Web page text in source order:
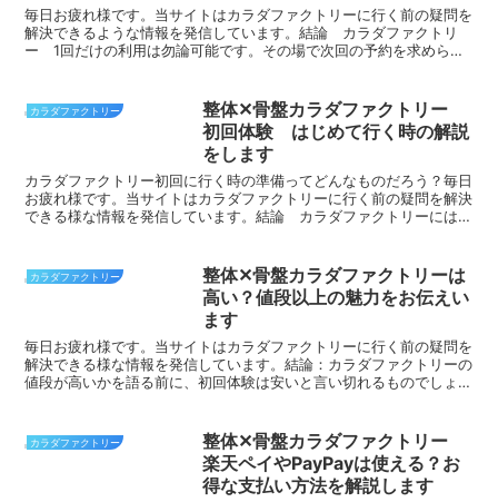
毎日お疲れ様です。当サイトはカラダファクトリーに行く前の疑問を
解決できるような情報を発信しています。結論 カラダファクトリ
ー 1回だけの利用は勿論可能です。その場で次回の予約を求められ
カラダファクトリー
整体✕骨盤カラダファクトリー
初回体験 はじめて行く時の解説
をします
カラダファクトリー初回に行く時の準備ってどんなものだろう？毎日
お疲れ様です。当サイトはカラダファクトリーに行く前の疑問を解決
できる様な情報を発信しています。結論 カラダファクトリーにはじ
カラダファクトリー
整体✕骨盤カラダファクトリーは
高い？値段以上の魅力をお伝えい
ます
毎日お疲れ様です。当サイトはカラダファクトリーに行く前の疑問を
解決できる様な情報を発信しています。結論：カラダファクトリーの
値段が高いかを語る前に、初回体験は安いと言い切れるものでしょ
カラダファクトリー
整体✕骨盤カラダファクトリー
楽天ペイやPayPayは使える？お
得な支払い方法を解説します